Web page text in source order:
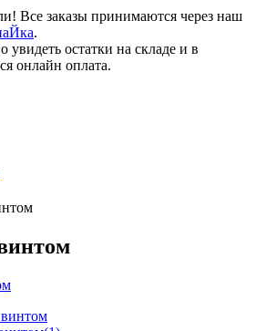
Все заказы принимаются через наш
.
остатки на складе и в
онлайн оплата.